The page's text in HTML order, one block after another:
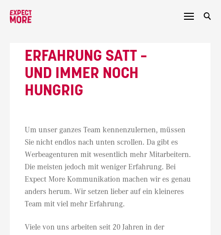
ERFAHRUNG SATT –
UND IMMER NOCH
HUNGRIG
Um unser ganzes Team kennenzulernen, müssen
Sie nicht endlos nach unten scrollen. Da gibt es
Werbeagenturen mit wesentlich mehr Mitarbeitern.
Die meisten jedoch mit weniger Erfahrung. Bei
Expect More Kommunikation machen wir es genau
anders herum. Wir setzen lieber auf ein kleineres
Team mit viel mehr Erfahrung.
Viele von uns arbeiten seit 20 Jahren in der